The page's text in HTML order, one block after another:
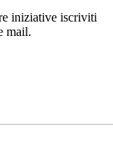
iniziative iscriviti
mail.